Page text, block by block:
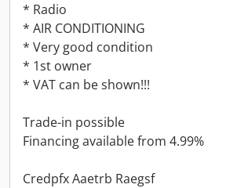
* Radio
* AIR CONDITIONING
* Very good condition
* 1st owner
* VAT can be shown!!!
Trade-in possible
Financing available from 4.99%
Credpfx Aaetrb Raegsf